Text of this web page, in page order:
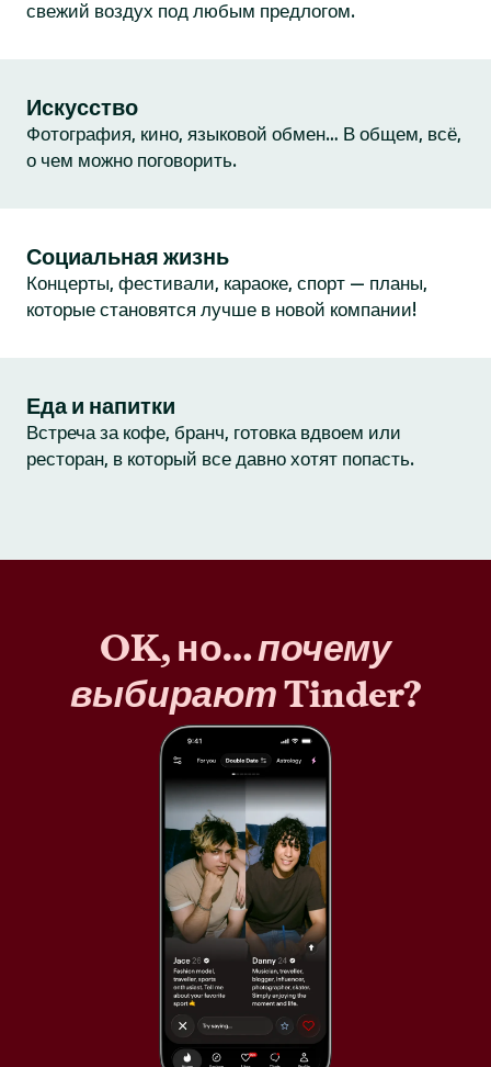
свежий воздух под любым предлогом.
Искусство
Фотография, кино, языковой обмен… В общем, всё,
о чем можно поговорить.
Социальная жизнь
Концерты, фестивали, караоке, спорт — планы,
которые становятся лучше в новой компании!
Еда и напитки
Встреча за кофе, бранч, готовка вдвоем или
ресторан, в который все давно хотят попасть.
OK, но…почему
выбираютTinder?